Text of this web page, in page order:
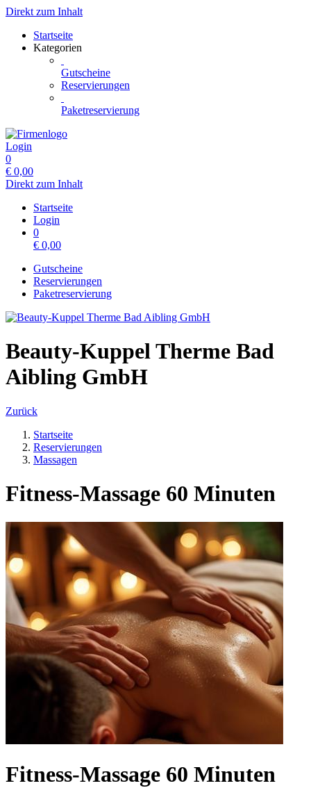
Direkt zum Inhalt
Startseite
Kategorien
Gutscheine
Reservierungen
Paketreservierung
Login
0
€ 0,00
Direkt zum Inhalt
Startseite
Login
0
€ 0,00
Gutscheine
Reservierungen
Paketreservierung
Beauty-Kuppel Therme Bad
Aibling GmbH
Zurück
Startseite
Reservierungen
Massagen
Fitness-Massage 60 Minuten
Fitness-Massage 60 Minuten